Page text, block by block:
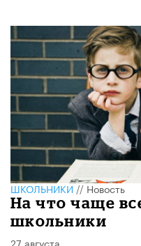
ШКОЛЬНИКИ//Новость
На что чаще
школьники
27 августа